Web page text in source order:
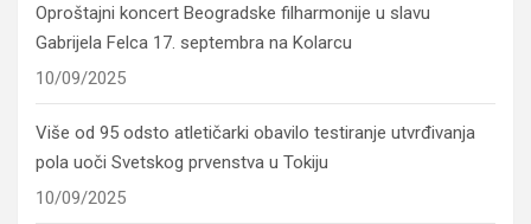
Oproštajni koncert Beogradske filharmonije u slavu
Gabrijela Felca 17. septembra na Kolarcu
10/09/2025
Više od 95 odsto atletičarki obavilo testiranje utvrđivanja
pola uoči Svetskog prvenstva u Tokiju
10/09/2025